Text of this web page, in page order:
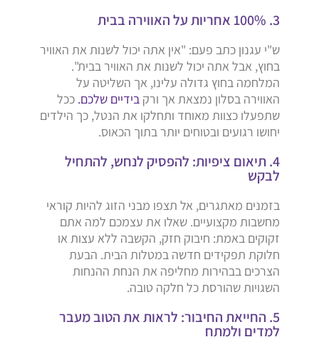
3. 100% אחריות על האווירה בבית
ש"י עגנון כתב פעם: "אין אתה יכול לשנות את האוויר
בחוץ, אבל אתה יכול לשנות את האוויר בבית".
המלחמה בחוץ גדולה עלינו, אך השליטה על
האווירה בסלון נמצאת אך ורק בידיים שלכם. ככל
שתפעלו כצוות מאוחד ותחלקו את הנטל, כך הילדים
יחושו רגועים ובטוחים יותר בתוך הכאוס.
4. תיאום ציפיות: להפסיק לנחש, להתחיל
לבקש
בזמנים מאתגרים, אל תצפו מבני הזוג להיות קוראי
מחשבות מקצועיים. שאלו את עצמכם למה אתם
זקוקים באמת: חיבוק חזק, הקשבה ללא עצות או
חלוקת תפקידים חדשה במטלות הבית. הבעת
הצרכים בבהירות מחליפה את הנחת ההנחות
השגויות שהורסת כל חלקה טובה.
5. החייאת החיבור: לראות את הטוב מעבר
למדים ולמתח